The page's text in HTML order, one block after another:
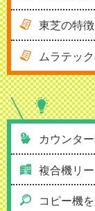
東芝の特
ムラテッ
カウンタ
複合機リ
コピー機